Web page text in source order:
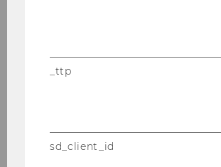
der Wirt­schafts­uni­ver­si­tät Wien
zu
Wir wei­sen Sie dar­auf hin, dass
Entwicklungsplan für
bei­ter/Wis­sen­schaft­li­che
ma­xi­ma­le Be­fris­tungs­dau­er von
sieht. Be­wer­ber/innen, die be­reits
kräf­te an der WU be­schäf­tigt
daher nur mehr für die auf die 4
_ttp
sd_client_id